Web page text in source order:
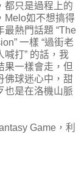
都只是過程上的
Melo如不想搞得
最熱門話題 “The
一樣 “過街老
喊打” 的話，我
果一樣會走，但
佛球迷心中，甜
也是在洛機山脈
Game，利